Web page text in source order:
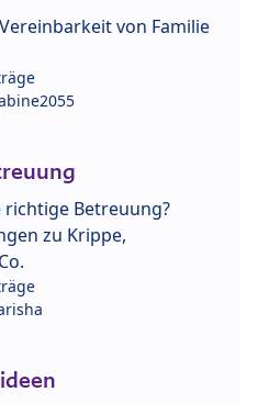
von Familie
Betreuung?
zu Krippe,